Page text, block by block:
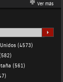
Ver más
(4573)
(561)